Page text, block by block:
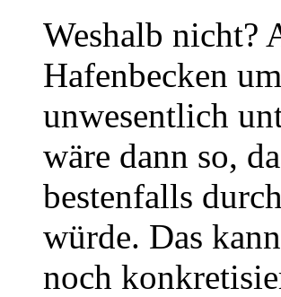
Weshalb nicht?
Hafenbecken
unwesentlich
wäre dann so,
bestenfalls
würde. Das
noch